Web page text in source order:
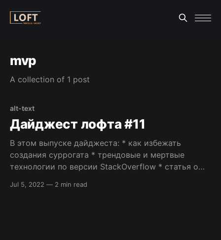
mvp
A collection of 1 post
alt-text
Дайджест лофта #11
В этом выпуске дайджеста: * как избежать
создания суррогата * трендовые и мертвые
технологии по версии StackOverflow * статья о
подготовка к собеседованиям от программиста
Jul 5, 2022 — 2 min read